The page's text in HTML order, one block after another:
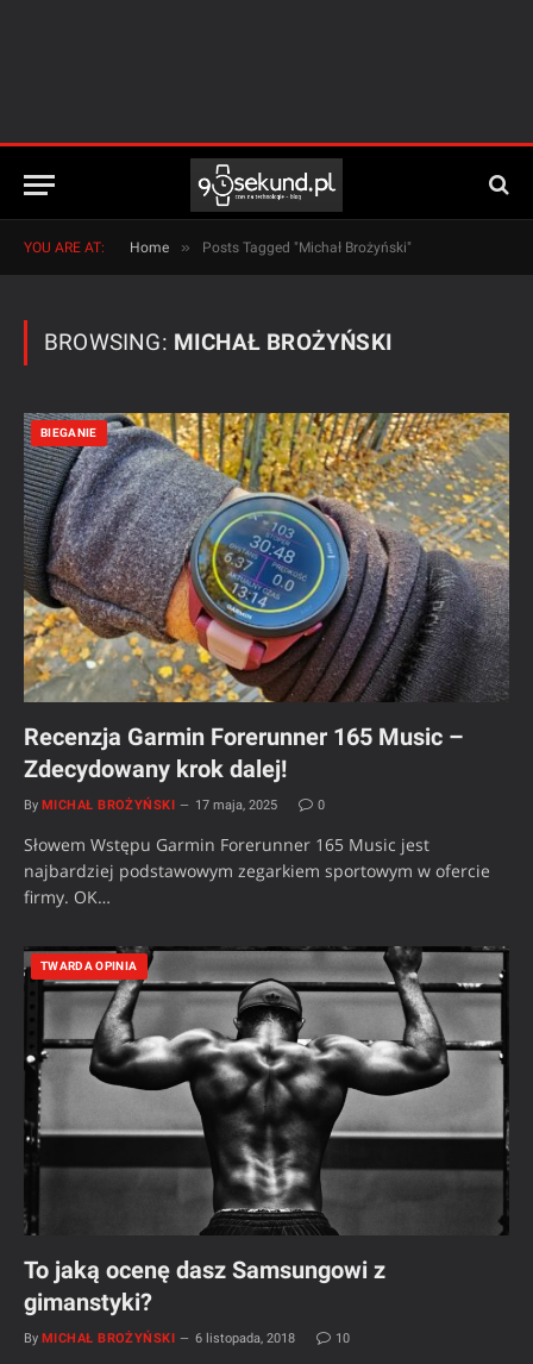
YOU ARE AT: Home » Posts Tagged "Michał Brożyński"
BROWSING: MICHAŁ BROŻYŃSKI
BIEGANIE
Recenzja Garmin Forerunner 165 Music –
Zdecydowany krok dalej!
By MICHAŁ BROŻYŃSKI 17 maja, 2025 0
Słowem Wstępu Garmin Forerunner 165 Music jest
najbardziej podstawowym zegarkiem sportowym w ofercie
firmy. OK…
TWARDA OPINIA
To jaką ocenę dasz Samsungowi z
gimanstyki?
By MICHAŁ BROŻYŃSKI 6 listopada, 2018 10